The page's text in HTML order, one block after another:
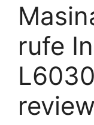
rufe
review